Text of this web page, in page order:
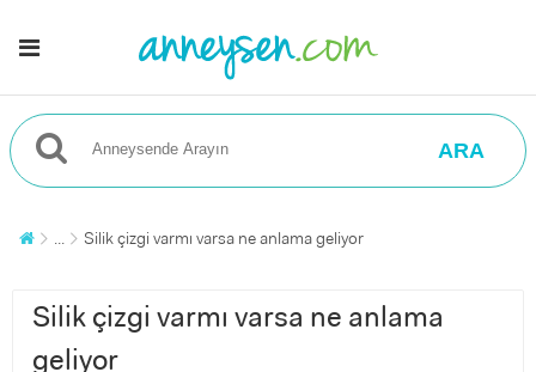
ARA
... Silik çizgi varmı varsa ne anlama geliyor
Silik çizgi varmı varsa ne anlama
geliyor